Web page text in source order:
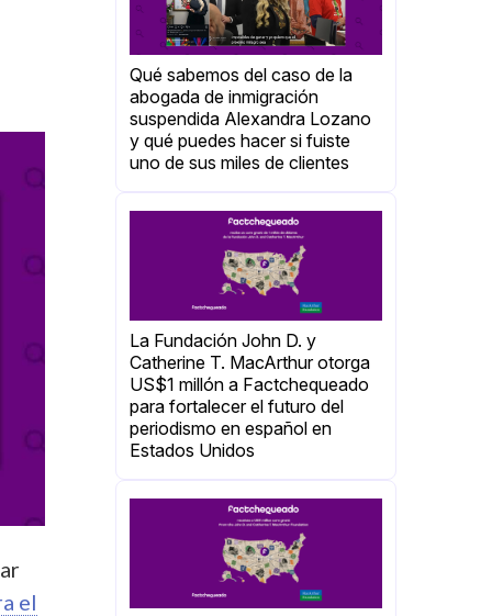
el
Qué sabemos del caso de la
abogada de inmigración
suspendida Alexandra Lozano
y qué puedes hacer si fuiste
uno de sus miles de clientes
La Fundación John D. y
Catherine T. MacArthur otorga
US$1 millón a Factchequeado
para fortalecer el futuro del
periodismo en español en
Estados Unidos